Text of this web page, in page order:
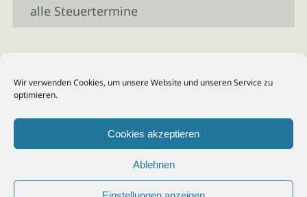
Wir verwenden Cookies, um unsere Website und unseren Service zu
optimieren.
Cookies akzeptieren
Ablehnen
alle Steuertermine